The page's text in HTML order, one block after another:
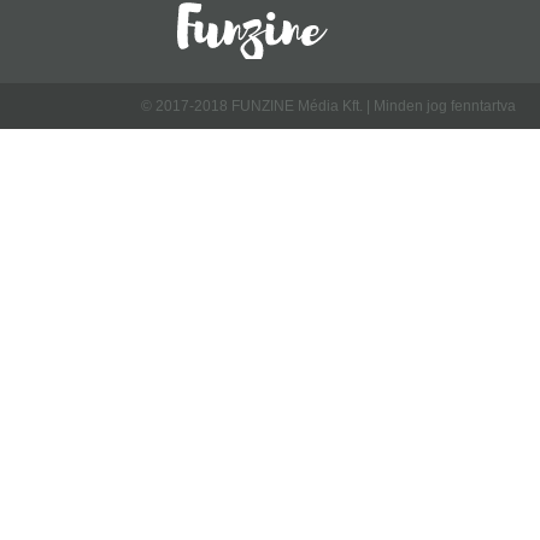
© 2017-2018 FUNZINE Média Kft. | Minden jog fenntartva